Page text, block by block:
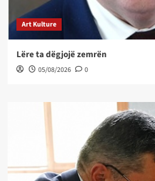
Art Kulture
Lëre ta dëgjojë zemrën
05/08/2026 0